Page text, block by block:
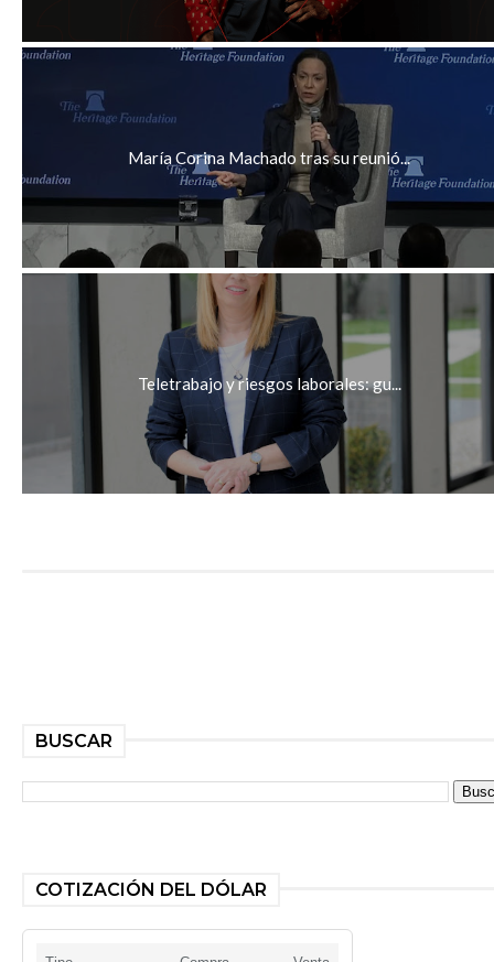
María Corina Machado tras su reunió...
Teletrabajo y riesgos laborales: gu...
BUSCAR
COTIZACIÓN DEL DÓLAR